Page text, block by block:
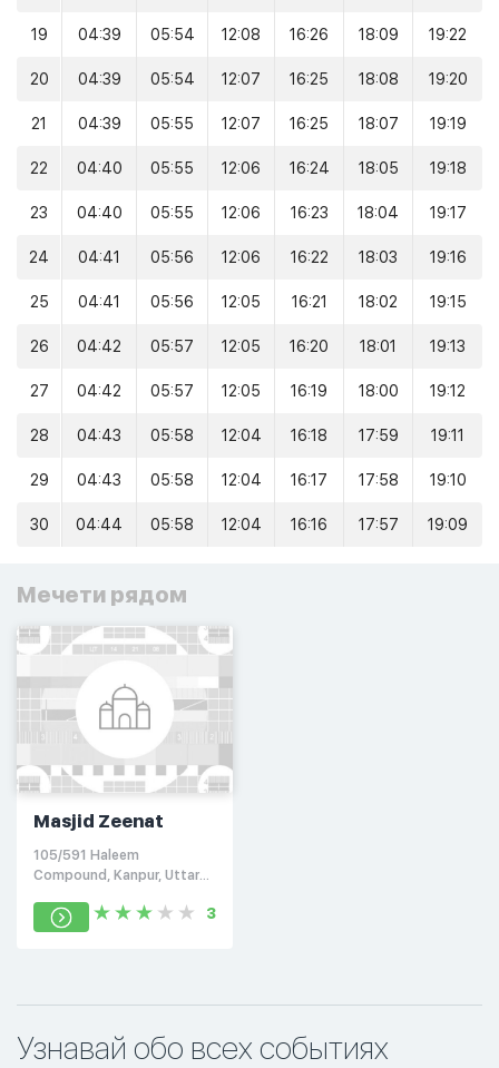
19 04:39 05:54 12:08 16:26 18:09 19:22
20 04:39 05:54 12:07 16:25 18:08 19:20
21 04:39 05:55 12:07 16:25 18:07 19:19
22 04:40 05:55 12:06 16:24 18:05 19:18
23 04:40 05:55 12:06 16:23 18:04 19:17
24 04:41 05:56 12:06 16:22 18:03 19:16
25 04:41 05:56 12:05 16:21 18:02 19:15
26 04:42 05:57 12:05 16:20 18:01 19:13
27 04:42 05:57 12:05 16:19 18:00 19:12
28 04:43 05:58 12:04 16:18 17:59 19:11
29 04:43 05:58 12:04 16:17 17:58 19:10
30 04:44 05:58 12:04 16:16 17:57 19:09
Мечети рядом
Masjid Zeenat
105/591 Haleem
Compound, Kanpur, Uttar
3
Узнавай обо всех событиях